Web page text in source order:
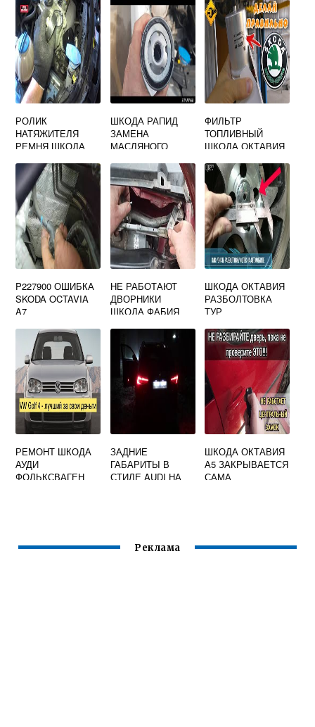
РОЛИК
НАТЯЖИТЕЛЯ
РЕМНЯ ШКОДА
ШКОДА РАПИД
ЗАМЕНА
МАСЛЯНОГО
ФИЛЬТР
ТОПЛИВНЫЙ
ШКОДА ОКТАВИЯ
P227900 ОШИБКА
SKODA OCTAVIA
A7
НЕ РАБОТАЮТ
ДВОРНИКИ
ШКОДА ФАБИЯ
ШКОДА ОКТАВИЯ
РАЗБОЛТОВКА
ТУР
РЕМОНТ ШКОДА
АУДИ
ФОЛЬКСВАГЕН
ЗАДНИЕ
ГАБАРИТЫ В
СТИЛЕ AUDI НА
ШКОДА ОКТАВИЯ
А5 ЗАКРЫВАЕТСЯ
САМА
Реклама